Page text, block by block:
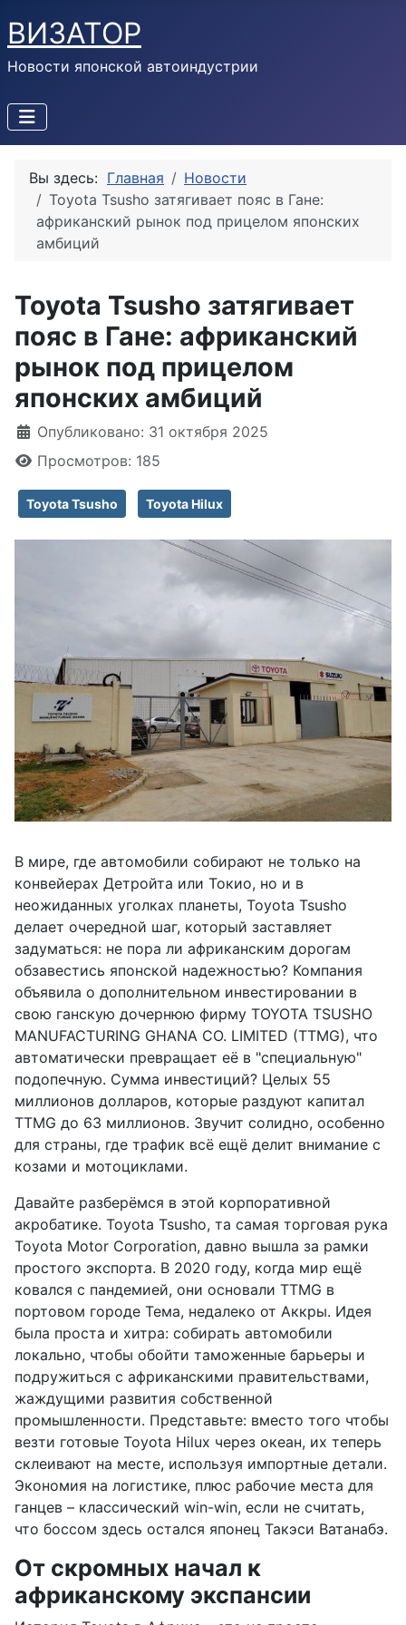
ВИЗАТОР
Новости японской автоиндустрии
Вы здесь: Главная
Новости
Toyota Tsusho затягивает пояс в Гане:
африканский рынок под прицелом японских
амбиций
Toyota Tsusho затягивает
пояс в Гане: африканский
рынок под прицелом
японских амбиций
Информация о материале
Опубликовано: 31 октября 2025
Просмотров: 185
Toyota Tsusho Toyota Hilux
В мире, где автомобили собирают не только на
конвейерах Детройта или Токио, но и в
неожиданных уголках планеты, Toyota Tsusho
делает очередной шаг, который заставляет
задуматься: не пора ли африканским дорогам
обзавестись японской надежностью? Компания
объявила о дополнительном инвестировании в
свою ганскую дочернюю фирму TOYOTA TSUSHO
MANUFACTURING GHANA CO. LIMITED (TTMG), что
автоматически превращает её в "специальную"
подопечную. Сумма инвестиций? Целых 55
миллионов долларов, которые раздуют капитал
TTMG до 63 миллионов. Звучит солидно, особенно
для страны, где трафик всё ещё делит внимание с
козами и мотоциклами.
Давайте разберёмся в этой корпоративной
акробатике. Toyota Tsusho, та самая торговая рука
Toyota Motor Corporation, давно вышла за рамки
простого экспорта. В 2020 году, когда мир ещё
ковался с пандемией, они основали TTMG в
портовом городе Тема, недалеко от Аккры. Идея
была проста и хитра: собирать автомобили
локально, чтобы обойти таможенные барьеры и
подружиться с африканскими правительствами,
жаждущими развития собственной
промышленности. Представьте: вместо того чтобы
везти готовые Toyota Hilux через океан, их теперь
склеивают на месте, используя импортные детали.
Экономия на логистике, плюс рабочие места для
ганцев – классический win-win, если не считать,
что боссом здесь остался японец Такэси Ватанабэ.
От скромных начал к
африканскому экспансии